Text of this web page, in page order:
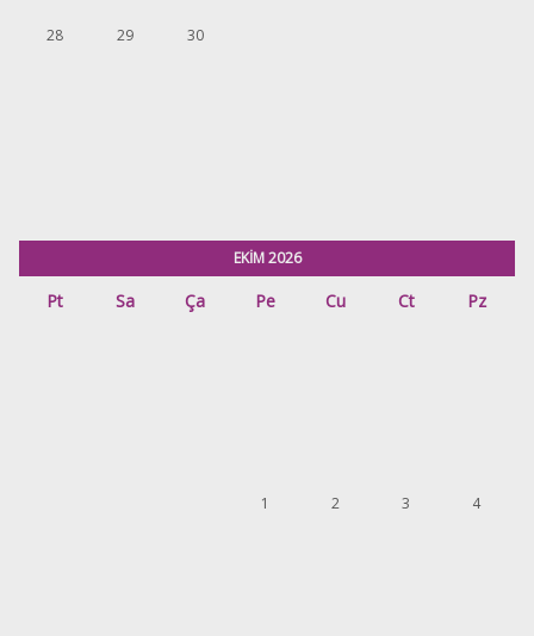
28 29 30
EKİM 2026
Pt Sa Ça Pe Cu Ct Pz
1 2 3 4